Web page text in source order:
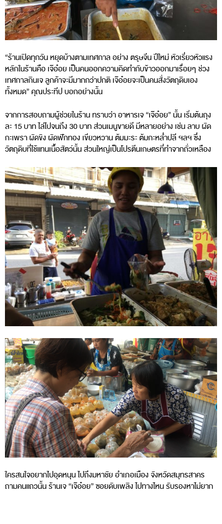
“ร้านเปิดทุกวัน หยุดบ้างตามเทศกาล อย่าง ตรุษจีน ปีใหม่ หัวเรี่ยวหัวแรง
หลักในร้านคือ เจ๊อ๋อย เป็นคนออกความคิดทำกับข้าวออกมาเรื่อยๆ ช่วง
เทศกาลกินเจ ลูกค้าจะมีมากกว่าปกติ เจ๊อ๋อยจะเป็นคนสั่งวัตถุดิบเอง
ทั้งหมด” คุณประทีป บอกอย่างนั้น
จากการสอบถามผู้ช่วยในร้าน ทราบว่า อาหารเจ “เจ๊อ๋อย” นั้น เริ่มต้นถุง
ละ 15 บาท ไล่ไปจนถึง 30 บาท ส่วนเมนูขายดี มีหลายอย่าง เช่น ลาบ ผัด
กะเพรา ผัดขิง ผัดฟักทอง เขียวหวาน ต้มมะระ ต้มกะหล่ำปลี ฯลฯ ซึ่ง
วัตถุดิบที่ใช้แทนเนื้อสัตว์นั้น ส่วนใหญ่เป็นโปรตีนเกษตรที่ทำจากถั่วเหลือง
ใครสนใจอยากไปอุดหนุน ไปถึงมหาชัย อำเภอเมือง จังหวัดสมุทรสาคร
ถามคนแถวนั้น ร้านเจ “เจ๊อ๋อย” ซอยดับเพลิง ไปทางไหน รับรองหาไม่ยาก